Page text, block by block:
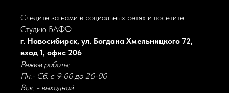
Следите за нами в социальных сетях и посетите
Студию БАФФ
г. Новосибирск, ул. Богдана Хмельницкого 72,
вход 1, офис 206
Режим работы:
Пн.- Сб. с 9-00 до 20-00
Вск. - выходной